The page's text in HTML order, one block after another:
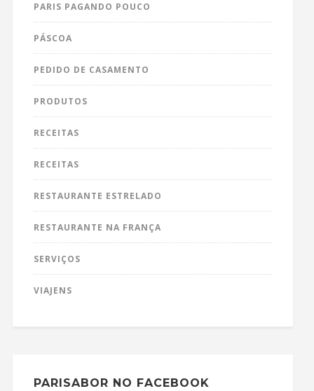
PARIS PAGANDO POUCO
PÁSCOA
PEDIDO DE CASAMENTO
PRODUTOS
RECEITAS
RECEITAS
RESTAURANTE ESTRELADO
RESTAURANTE NA FRANÇA
SERVIÇOS
VIAJENS
PARISABOR NO FACEBOOK